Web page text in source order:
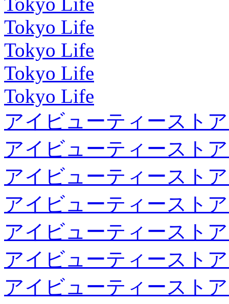
Tokyo Life
Tokyo Life
Tokyo Life
Tokyo Life
アイビューティースト
アイビューティースト
アイビューティースト
アイビューティースト
アイビューティースト
アイビューティースト
アイビューティースト